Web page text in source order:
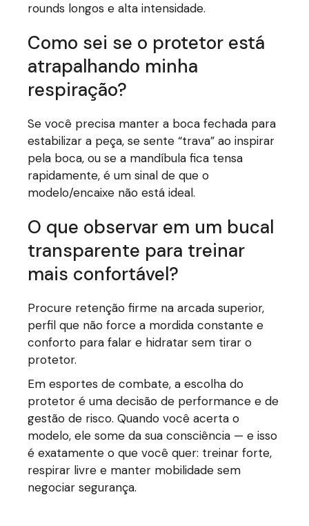
rounds longos e alta intensidade.
Como sei se o protetor está
atrapalhando minha
respiração?
Se você precisa manter a boca fechada para
estabilizar a peça, se sente “trava” ao inspirar
pela boca, ou se a mandíbula fica tensa
rapidamente, é um sinal de que o
modelo/encaixe não está ideal.
O que observar em um bucal
transparente para treinar
mais confortável?
Procure retenção firme na arcada superior,
perfil que não force a mordida constante e
conforto para falar e hidratar sem tirar o
protetor.
Em esportes de combate, a escolha do
protetor é uma decisão de performance e de
gestão de risco. Quando você acerta o
modelo, ele some da sua consciência — e isso
é exatamente o que você quer: treinar forte,
respirar livre e manter mobilidade sem
negociar segurança.